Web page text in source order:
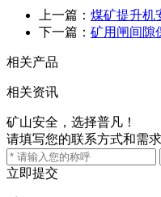
上一篇： 煤矿提升机
下一篇： 矿用闸间隙
相关产品
相关资讯
矿山安全，选择普凡！
请填写您的联系方式和需
立即提交